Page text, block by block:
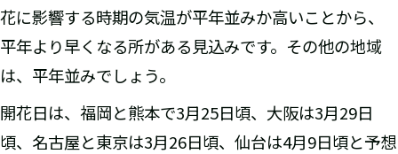
花に影響する時期の気温が平年並みか高いことから、
平年より早くなる所がある見込みです。その他の地域
は、平年並みでしょう。
開花日は、福岡と熊本で3月25日頃、大阪は3月29日
頃、名古屋と東京は3月26日頃、仙台は4月9日頃と予想